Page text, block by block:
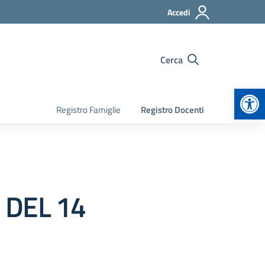
Accedi
Cerca
Registro Famiglie Registro Docenti
14